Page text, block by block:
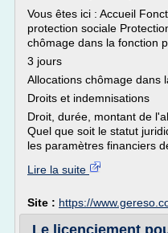
Vous êtes ici : Accueil
protection sociale
chômage dans la fonction
3 jours
Allocations chômage dans
Droits et indemnisations
Droit, durée, montant de
Quel que soit le statut
les paramètres financiers
Lire la suite
Site : https://
Le licenciement